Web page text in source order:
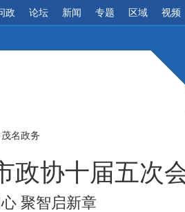
政 论坛 新闻 专题 区域 视频
茂名政务
政协十届五次
聚智启新章